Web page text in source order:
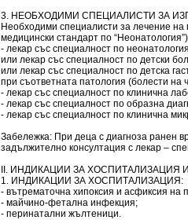
3. НЕОБХОДИМИ СПЕЦИАЛИСТИ ЗА
Необходими специалисти за лечение
медицински стандарт по
- лекар със специалност по
или лекар със специалност по детски
или лекар със специалност по детска
при съответната патология (болести на
- лекар със специалност по клинична
- лекар със специалност по образна
- лекар със специалност по клинична
Забележка: При деца с диагноза ранен
задължително консултация с лекар –
ІІ. ИНДИКАЦИИ ЗА ХОСПИТАЛИЗАЦИЯ
1. ИНДИКАЦИИ ЗА ХОСПИТАЛИЗАЦИЯ:
- вътрематочна хипоксия и асфиксия на
- майчино-фетална инфекция;
- перинатални жълтеници.